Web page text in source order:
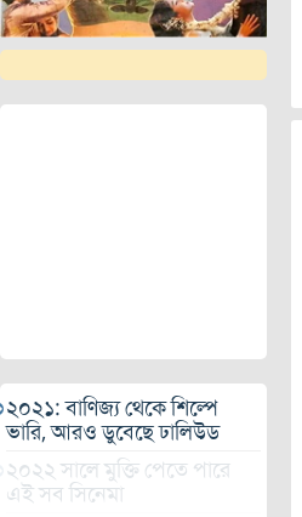
২০২১: বাণিজ্য থেকে শিল্পে
ভারি, আরও ডুবেছে ঢালিউড
২০২২ সালে মুক্তি পেতে পারে
এই সব সিনেমা